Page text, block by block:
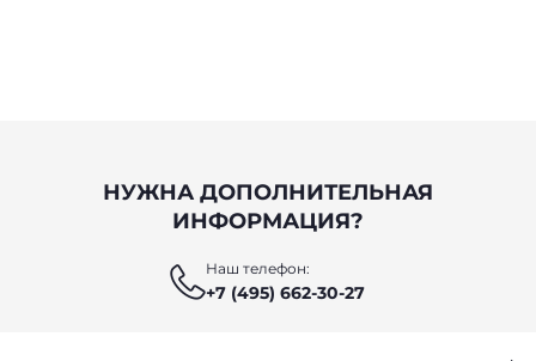
НУЖНА ДОПОЛНИТЕЛЬНАЯ
ИНФОРМАЦИЯ?
Наш телефон:
+7 (495) 662-30-27